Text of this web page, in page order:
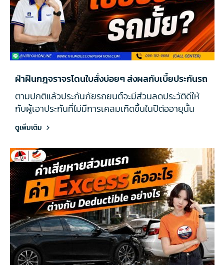
ฝ่าฝืนกฎจราจรโดนใบสั่งบ่อยๆ ส่งผลกับเบี้ยประกันรถ
ตามปกติแล้วประกันภัยรถยนต์จะมีส่วนลดประวัติดีให้
กับผู้เอาประกันที่ไม่มีการเคลมเกิดขึ้นในปีต่ออายุนั้น
ดูเพิ่มเติม